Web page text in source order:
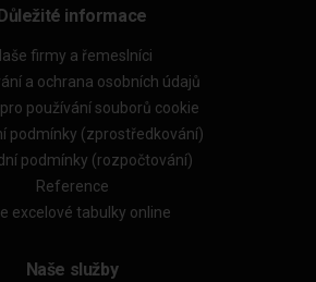
Důležité informace
firmy a řemeslníci
a ochrana osobních údajů
používání souborů cookie
podmínky (zprostředkování)
podmínky (rozpočtování)
Reference
excelové tabulky online
Naše služby